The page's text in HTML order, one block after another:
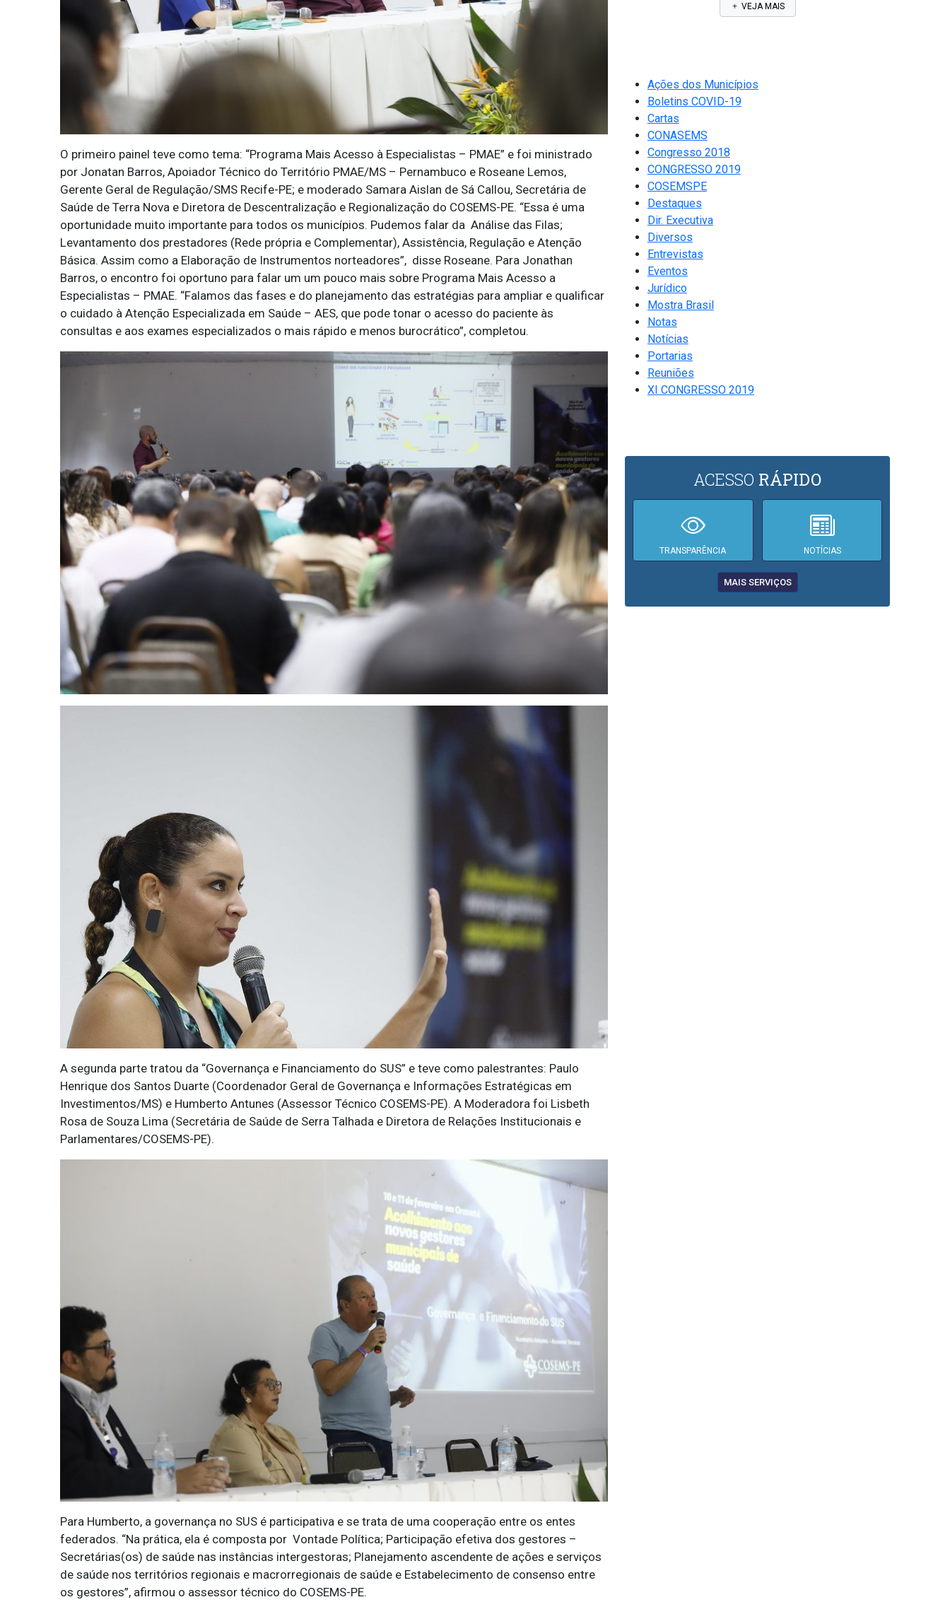
O primeiro painel teve como tema: “Programa Mais Acesso à Especialistas – PMAE” e foi ministrado
por Jonatan Barros, Apoiador Técnico do Território PMAE/MS – Pernambuco e Roseane Lemos,
Gerente Geral de Regulação/SMS Recife-PE; e moderado Samara Aislan de Sá Callou, Secretária de
Saúde de Terra Nova e Diretora de Descentralização e Regionalização do COSEMS-PE. “Essa é uma
oportunidade muito importante para todos os municípios. Pudemos falar da Análise das Filas;
Levantamento dos prestadores (Rede própria e Complementar), Assistência, Regulação e Atenção
Básica. Assim como a Elaboração de Instrumentos norteadores”, disse Roseane. Para Jonathan
Barros, o encontro foi oportuno para falar um um pouco mais sobre Programa Mais Acesso a
Especialistas – PMAE. “Falamos das fases e do planejamento das estratégias para ampliar e qualificar
o cuidado à Atenção Especializada em Saúde – AES, que pode tonar o acesso do paciente às
consultas e aos exames especializados o mais rápido e menos burocrático”, completou.
A segunda parte tratou da “Governança e Financiamento do SUS” e teve como palestrantes: Paulo
Henrique dos Santos Duarte (Coordenador Geral de Governança e Informações Estratégicas em
Investimentos/MS) e Humberto Antunes (Assessor Técnico COSEMS-PE). A Moderadora foi Lisbeth
Rosa de Souza Lima (Secretária de Saúde de Serra Talhada e Diretora de Relações Institucionais e
Parlamentares/COSEMS-PE).
Para Humberto, a governança no SUS é participativa e se trata de uma cooperação entre os entes
federados. “Na prática, ela é composta por Vontade Política; Participação efetiva dos gestores –
Secretárias(os) de saúde nas instâncias intergestoras; Planejamento ascendente de ações e serviços
de saúde nos territórios regionais e macrorregionais de saúde e Estabelecimento de consenso entre
os gestores”, afirmou o assessor técnico do COSEMS-PE.
VEJA MAIS
Ações dos Municípios
Boletins COVID-19
Cartas
CONASEMS
Congresso 2018
CONGRESSO 2019
COSEMSPE
Destaques
Dir. Executiva
Diversos
Entrevistas
Eventos
Jurídico
Mostra Brasil
Notas
Notícias
Portarias
Reuniões
XI CONGRESSO 2019
ACESSO RÁPIDO
TRANSPARÊNCIA NOTÍCIAS
MAIS SERVIÇOS